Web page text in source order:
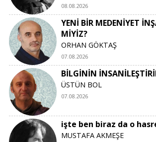
08.08.2026
YENİ BİR MEDENİYET
MİYİZ?
ORHAN GÖKTAŞ
07.08.2026
BİLGİNİN
ÜSTÜN BOL
07.08.2026
işte ben biraz da o
MUSTAFA AKMEŞE